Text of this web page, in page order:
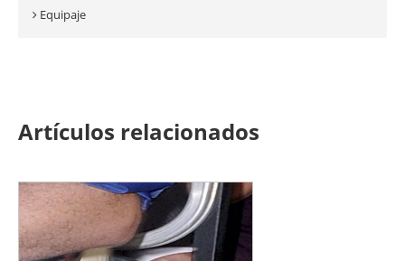
Equipaje
Artículos relacionados